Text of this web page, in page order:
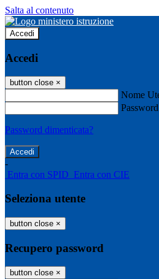
Salta al contenuto
Accedi
Accedi
button close ×
Nome
Password
Password dimenticata?
-
Entra con SPID Entra con CIE
Seleziona utente
button close ×
Recupero password
button close ×